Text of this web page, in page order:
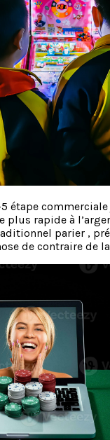
étape
plus rapide à
parier ,
de contraire de